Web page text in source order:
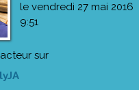
le vendredi 27 mai 2016
9:51
sur